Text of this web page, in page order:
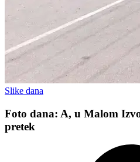
Slike dana
Foto dana: A, u Malom
pretek